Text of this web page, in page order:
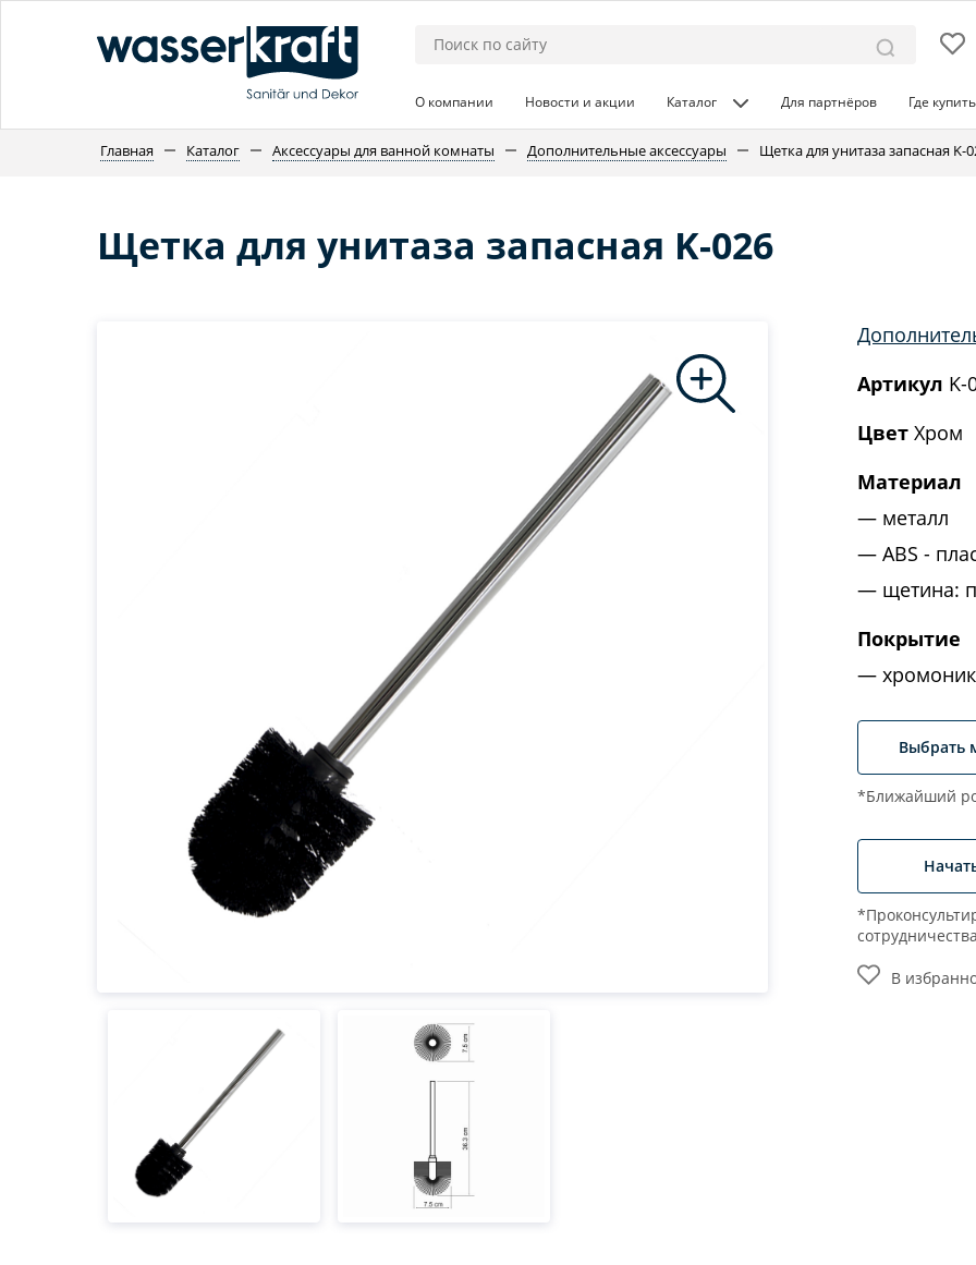
О компании Новости и акции Каталог Для партнёров Где
Главная Каталог Аксессуары для ванной комнаты Дополнительные аксессуары Щетка для унитаза запасная K-
Щетка для унитаза запасная K-026
Артикул K-
Цвет Хром
Материал
металл
ABS -
щетина:
Покрытие
Выбрать
*Ближайший
В